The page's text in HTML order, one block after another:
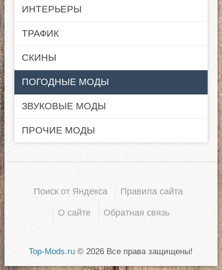
ИНТЕРЬЕРЫ
ТРАФИК
СКИНЫ
ПОГОДНЫЕ МОДЫ
ЗВУКОВЫЕ МОДЫ
ПРОЧИЕ МОДЫ
Поиск от Яндекса Правила сайта
О сайте Обратная связь
Top-Mods.ru © 2026 Все права защищены!